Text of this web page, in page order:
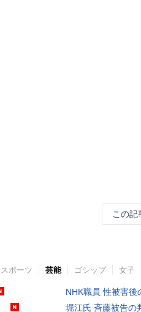
この記
スポーツ 芸能 ゴシップ 女子
NHK職員 性被害後
堀江氏 斉藤被告の